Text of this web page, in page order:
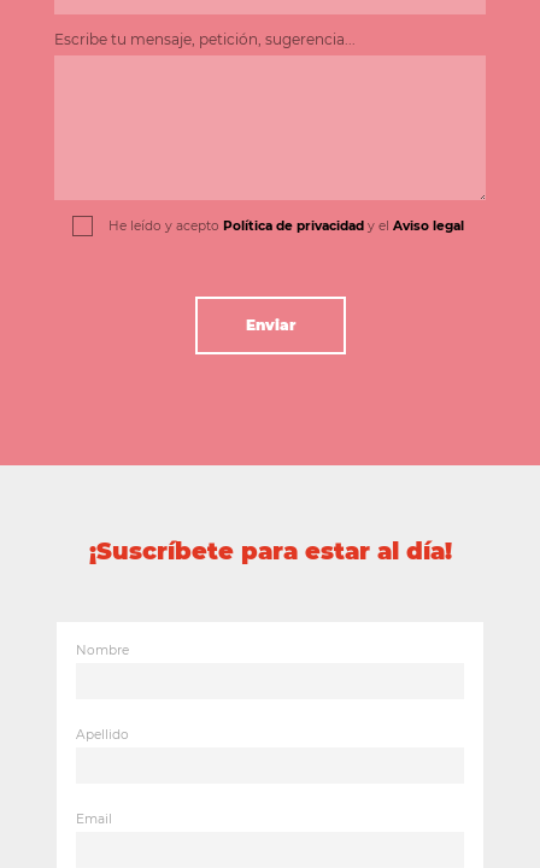
Escribe tu mensaje, petición, sugerencia...
He leído y acepto Política de privacidad y el Aviso legal
¡Suscríbete para estar al día!
Nombre
Apellido
Email